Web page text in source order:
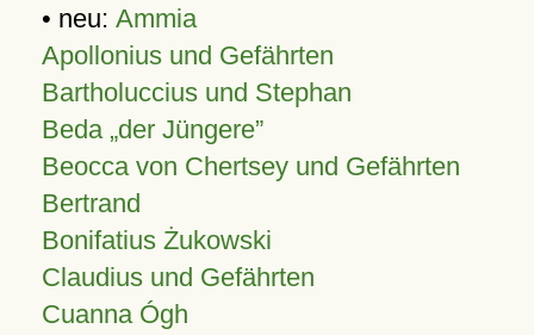
• neu: Ammia
Apollonius und Gefährten
Bartholuccius und Stephan
Beda „der Jüngere”
Beocca von Chertsey und Gefährten
Bertrand
Bonifatius Żukowski
Claudius und Gefährten
Cuanna Ógh